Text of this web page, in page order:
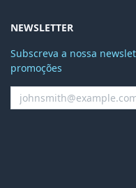
NEWSLETTER
Subscreva a nossa
promoções